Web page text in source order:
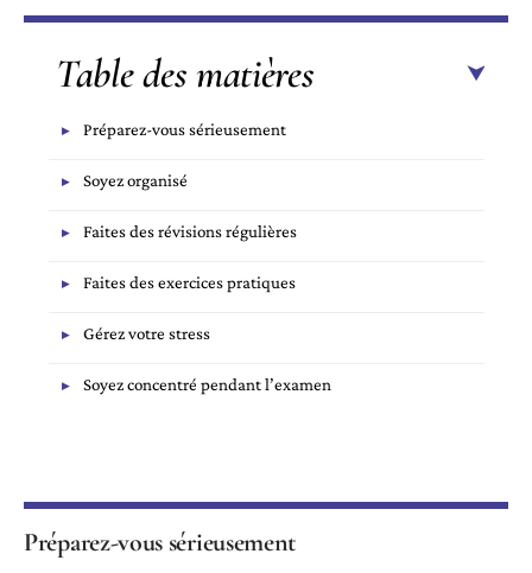
Table des matières
Préparez-vous sérieusement
Soyez organisé
Faites des révisions régulières
Faites des exercices pratiques
Gérez votre stress
Soyez concentré pendant l’examen
Préparez-vous sérieusement